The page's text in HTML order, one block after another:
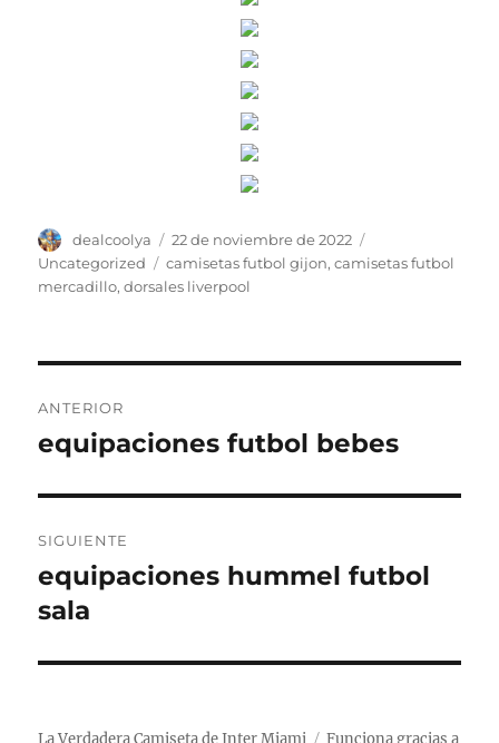
Autor
dealcoolya
Publicado
el
22 de noviembre de 2022
Uncategorized
Etiquetas
camisetas futbol gijon,camisetas futbol
mercadillo,dorsales liverpool
de
ANTERIOR
Entrada
equipaciones futbol bebes
SIGUIENTE
Entrada
siguiente:
equipaciones hummel futbol
sala